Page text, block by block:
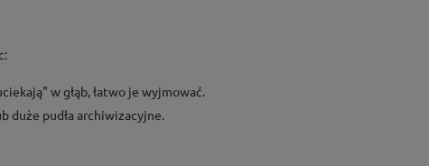
w głąb, łatwo je wyjmować.
duże pudła archiwizacyjne.